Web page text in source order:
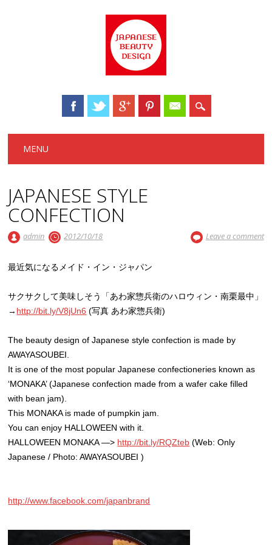
Main menu
MENU
JAPANESE STYLE
CONFECTION
admin 2012/10/18 Leave a comment
最近気になるメイド・イン・ジャパン
サクサクして美味しそう「あわ家惣兵衛のハロウィン・南栗最中」
→ http://bit.ly/V8jUn6 (写真 あわ家惣兵衛)
The beauty design of Japanese style confection is made by
AWAYASOUBEI.
It is one of the most popular Japanese confectioneries known as
‘MONAKA’ (Japanese confection made from a wafer cake filled
with bean jam).
This MONAKA is made of pumpkin jam.
You can enjoy HALLOWEEN with it.
HALLOWEEN MONAKA —> http://bit.ly/RQZteb (Web: Only
Japanese / Photo: AWAYASOUBEI )
http://www.facebook.com/japanbrand